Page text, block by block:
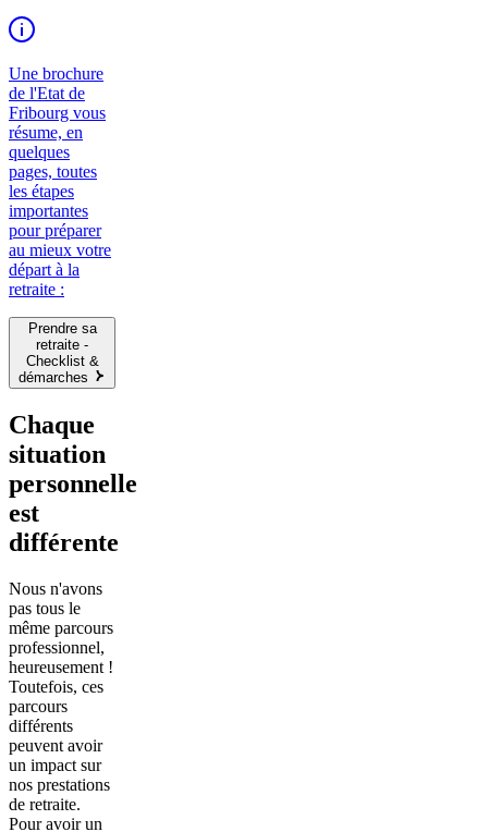
Une brochure
de l'Etat de
Fribourg vous
résume, en
quelques
pages, toutes
les étapes
importantes
pour préparer
au mieux votre
départ à la
retraite :
Prendre sa
retraite -
Checklist &
démarches
Chaque
situation
personnelle
est
différente
Nous n'avons
pas tous le
même parcours
professionnel,
heureusement !
Toutefois, ces
parcours
différents
peuvent avoir
un impact sur
nos prestations
de retraite.
Pour avoir un